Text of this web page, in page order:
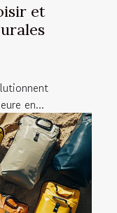
et
en...